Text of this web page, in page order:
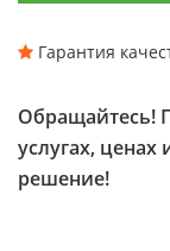
Гарантия
Обращайтесь!
услугах,
решение!